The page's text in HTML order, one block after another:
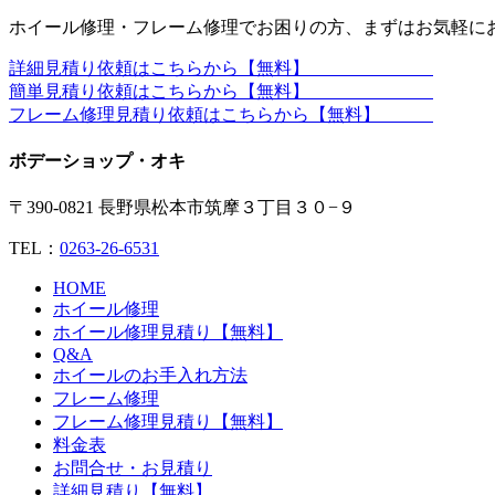
ホイール修理・フレーム修理でお困りの方、まずはお気軽に
詳細見積り依頼はこちらから【無料】
簡単見積り依頼はこちらから【無料】
フレーム修理見積り依頼はこちらから【無料】
ボデーショップ・オキ
〒390-0821 長野県松本市筑摩３丁目３０−９
TEL： 0263-26-6531
HOME
ホイール修理
ホイール修理見積り【無料】
Q&A
ホイールのお手入れ方法
フレーム修理
フレーム修理見積り【無料】
料金表
お問合せ・お見積り